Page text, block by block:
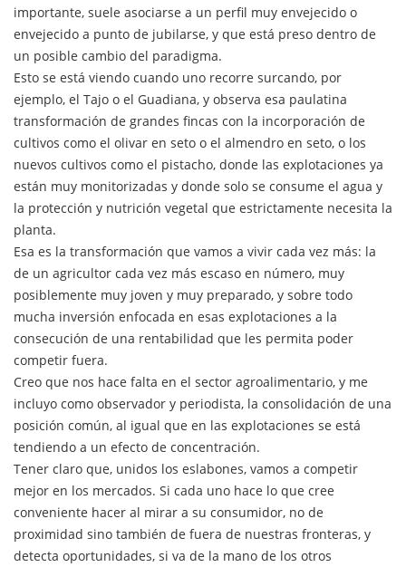
importante, suele asociarse a un perfil muy envejecido o
envejecido a punto de jubilarse, y que está preso dentro de
un posible cambio del paradigma.
Esto se está viendo cuando uno recorre surcando, por
ejemplo, el Tajo o el Guadiana, y observa esa paulatina
transformación de grandes fincas con la incorporación de
cultivos como el olivar en seto o el almendro en seto, o los
nuevos cultivos como el pistacho, donde las explotaciones ya
están muy monitorizadas y donde solo se consume el agua y
la protección y nutrición vegetal que estrictamente necesita la
planta.
Esa es la transformación que vamos a vivir cada vez más: la
de un agricultor cada vez más escaso en número, muy
posiblemente muy joven y muy preparado, y sobre todo
mucha inversión enfocada en esas explotaciones a la
consecución de una rentabilidad que les permita poder
competir fuera.
Creo que nos hace falta en el sector agroalimentario, y me
incluyo como observador y periodista, la consolidación de una
posición común, al igual que en las explotaciones se está
tendiendo a un efecto de concentración.
Tener claro que, unidos los eslabones, vamos a competir
mejor en los mercados. Si cada uno hace lo que cree
conveniente hacer al mirar a su consumidor, no de
proximidad sino también de fuera de nuestras fronteras, y
detecta oportunidades, si va de la mano de los otros